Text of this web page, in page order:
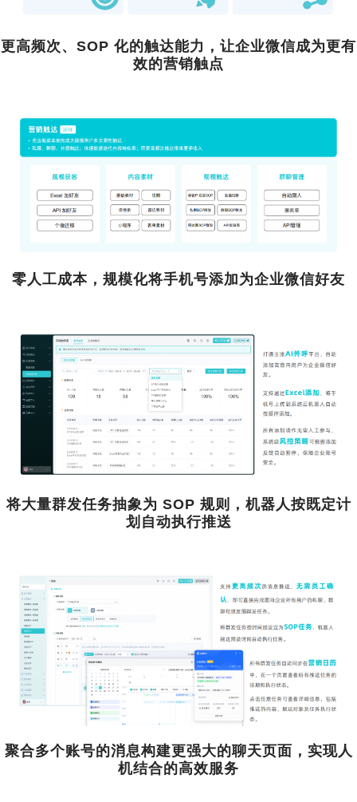
更高频次、SOP 化的触达能力，让企业微信成为更有
效的营销触点
零人工成本，规模化将手机号添加为企业微信好友
将大量群发任务抽象为 SOP 规则，机器人按既定计
划自动执行推送
聚合多个账号的消息构建更强大的聊天页面，实现人
机结合的高效服务